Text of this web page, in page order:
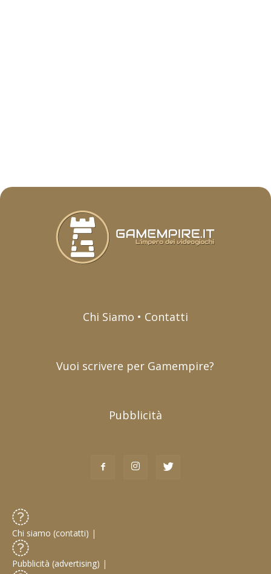
Chi Siamo • Contatti
Vuoi scrivere per Gamempire?
Pubblicità
Chi siamo (contatti) |
Pubblicità (advertising) |